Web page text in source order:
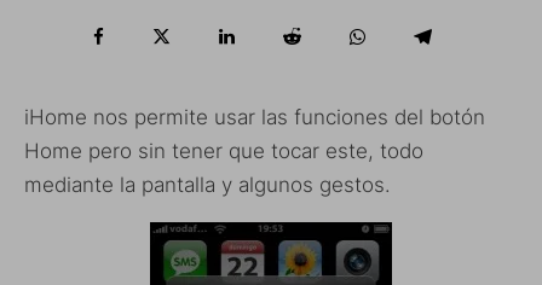
iHome nos permite usar las funciones del botón
Home pero sin tener que tocar este, todo
mediante la pantalla y algunos gestos.